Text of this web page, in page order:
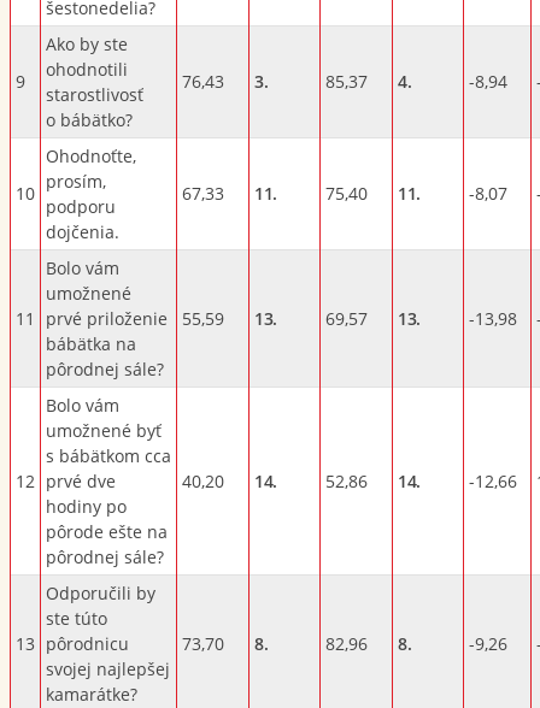
šestonedelia?
9
Ako by ste
ohodnotili
starostlivosť
o bábätko?
76,43 3. 85,37 4. -8,94
10
Ohodnoťte,
prosím,
podporu
dojčenia.
67,33 11. 75,40 11. -8,07
11
Bolo vám
umožnené
prvé priloženie
bábätka na
pôrodnej sále?
55,59 13. 69,57 13. -13,98
12
Bolo vám
umožnené byť
s bábätkom cca
prvé dve
hodiny po
pôrode ešte na
pôrodnej sále?
40,20 14. 52,86 14. -12,66
13
Odporučili by
ste túto
pôrodnicu
svojej najlepšej
kamarátke?
73,70 8. 82,96 8. -9,26